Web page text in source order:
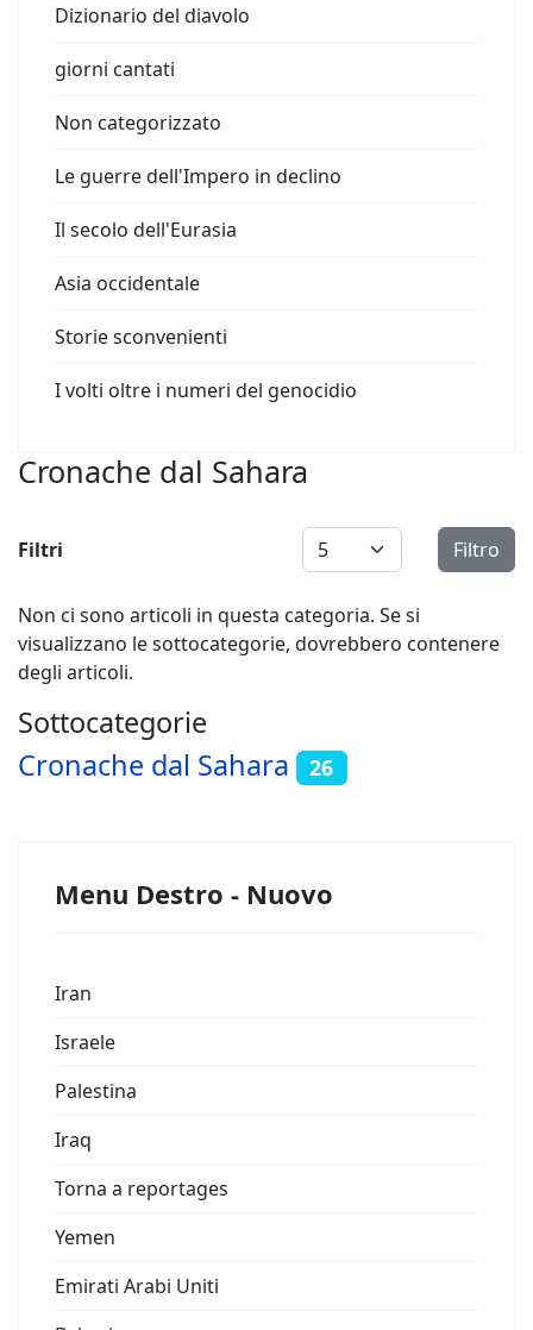
Dizionario del diavolo
giorni cantati
Non categorizzato
Le guerre dell'Impero in declino
Il secolo dell'Eurasia
Asia occidentale
Storie sconvenienti
I volti oltre i numeri del genocidio
Cronache dal Sahara
Filtri Visualizza # Filtro
Non ci sono articoli in questa categoria. Se si
visualizzano le sottocategorie, dovrebbero contenere
degli articoli.
Sottocategorie
Cronache dal Sahara
26
Menu Destro - Nuovo
Iran
Israele
Palestina
Iraq
Torna a reportages
Yemen
Emirati Arabi Uniti